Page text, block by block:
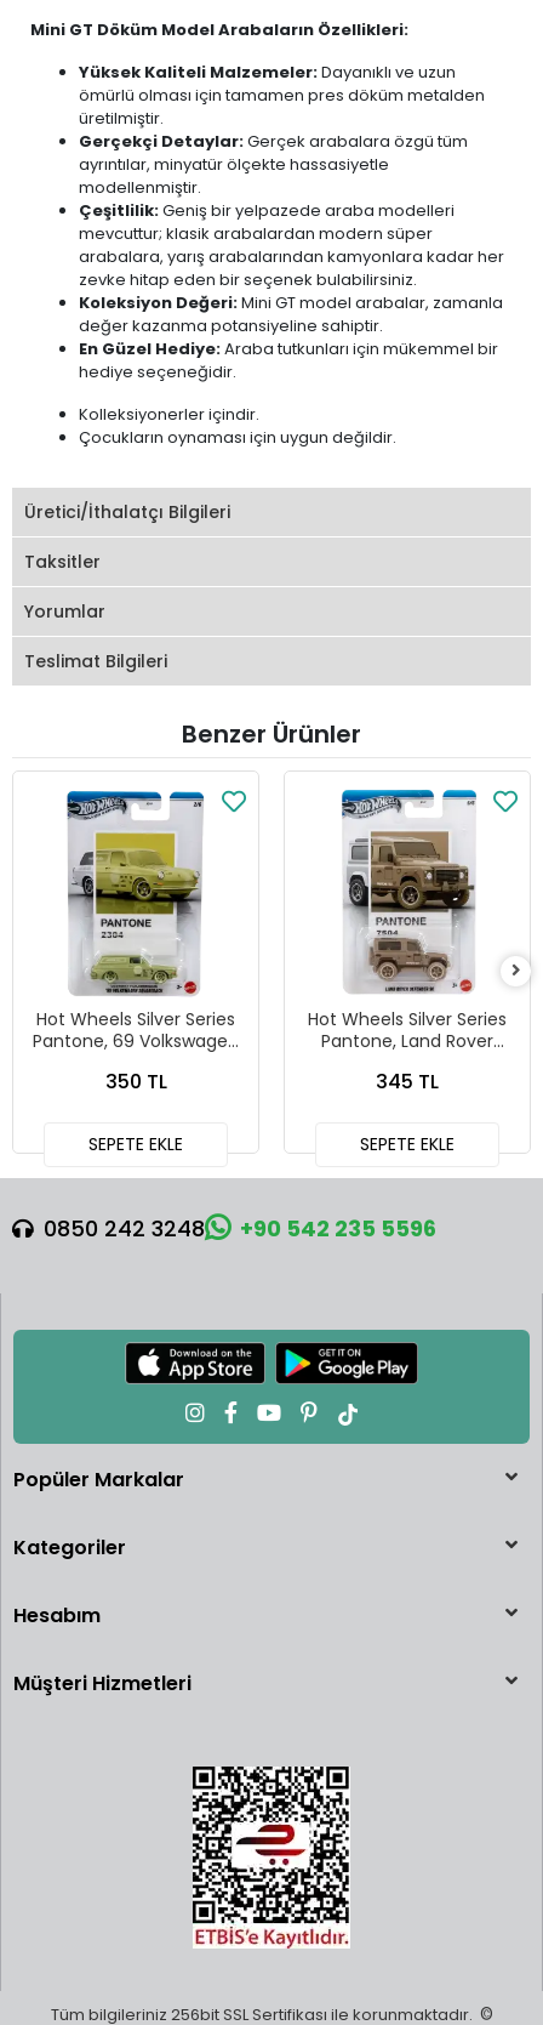
Mini GT Döküm Model Arabaların Özellikleri:
Yüksek Kaliteli Malzemeler:Dayanıklı ve uzun
ömürlü olması için tamamen pres döküm metalden
üretilmiştir.
Gerçekçi Detaylar:Gerçek arabalara özgü tüm
ayrıntılar, minyatür ölçekte hassasiyetle
modellenmiştir.
Çeşitlilik:Geniş bir yelpazede araba modelleri
mevcuttur; klasik arabalardan modern süper
arabalara, yarış arabalarından kamyonlara kadar her
zevke hitap eden bir seçenek bulabilirsiniz.
Koleksiyon Değeri:Mini GT model arabalar, zamanla
değer kazanma potansiyeline sahiptir.
En Güzel Hediye:Araba tutkunları için mükemmel bir
hediye seçeneğidir.
Kolleksiyonerler içindir.
Çocukların oynaması için uygun değildir.
Üretici/İthalatçı Bilgileri
Taksitler
Yorumlar
Teslimat Bilgileri
Benzer Ürünler
Hot Wheels Silver Series
Pantone, 69 Volkswagen
350 TL
SEPETE EKLE
Hot Wheels Silver Series
Pantone, Land Rover
345 TL
SEPETE EKLE
0850 242 3248 +90 542 235 5596
Popüler Markalar
Kategoriler
Hesabım
Müşteri Hizmetleri
Tüm bilgileriniz 256bit SSL Sertifikası ile korunmaktadır. ©